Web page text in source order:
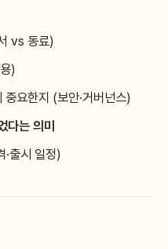
vs 동료)
)
중요한지 (보안·거버넌스)
는 의미
출시 일정)